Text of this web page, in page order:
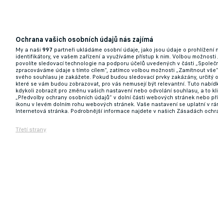
06.07.2026 10:01
PŘESTUPY ONLINE: PSG vítá novou
Ochrana vašich osobních údajů nás zajímá
My a naši 997 partneři ukládáme osobní údaje, jako jsou údaje o prohlížení
identifikátory, ve vašem zařízení a využíváme přístup k nim. Volbou možnosti
povolíte sledovací technologie na podporu účelů uvedených v části
zpracováváme údaje s tímto cílem“, zatímco volbou možnosti „Zamítnout
svého souhlasu je zakážete. Pokud budou sledovací prvky zakázány, určitý
které se vám budou zobrazovat, pro vás nemusejí být relevantní. Tuto
kdykoli zobrazit pro změnu vašich nastavení nebo odvolání souhlasu, a to
„Předvolby ochrany osobních údajů“ v dolní části webových stránek nebo
ikonu v levém dolním rohu webových stránek. Vaše nastavení se uplatní v
Internetová stránka. Podrobnější informace najdete v našich Zásadách
Třetí strany